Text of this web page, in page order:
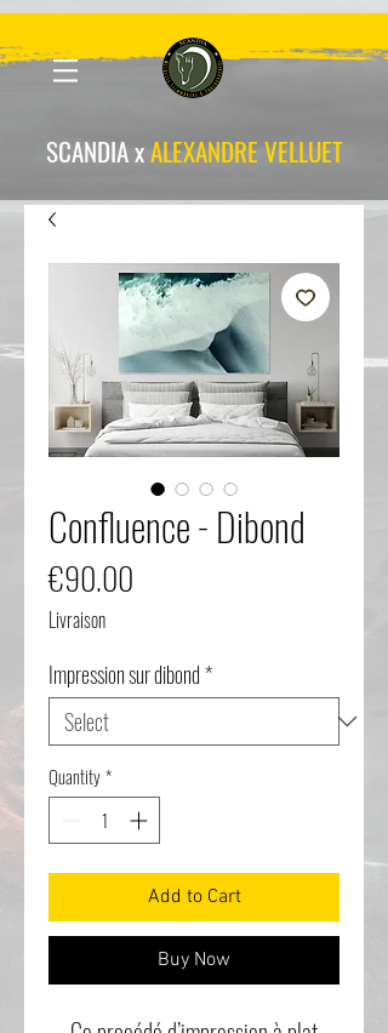
SCANDIA xALEXANDRE VELLUET
Confluence - Dibond
€90.00
Livraison
Impression sur dibond*
Quantity*
Add to Cart
Buy Now